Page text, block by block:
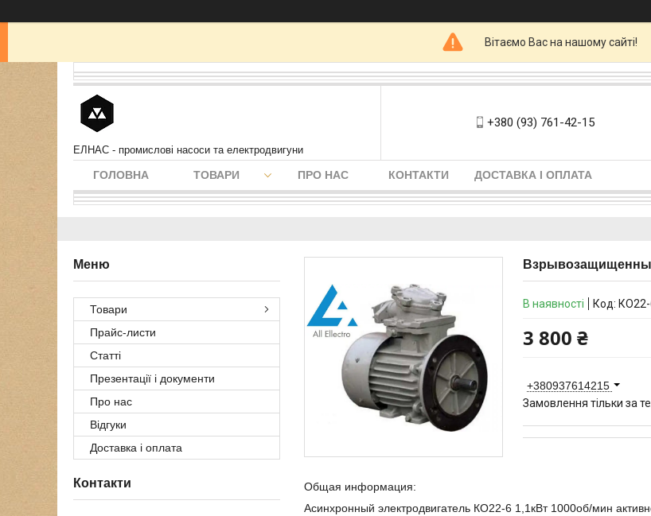
Вітаємо Вас на нашому сайті!
ЕЛНАС - промислові насоси та електродвигуни
+380 (93) 761-42-15
ГОЛОВНА ТОВАРИ ПРО НАС КОНТАКТИ ДОСТАВКА І ОПЛАТА
В наявності Код:
3 800 ₴
+380937614215
Замовлення тільки за
Общая информация:
Асинхронный электродвигатель КО22-6 1,1кВт 1000об/мин
Товари
Прайс-листи
Статті
Презентації і документи
Про нас
Відгуки
Доставка і оплата
Контакти